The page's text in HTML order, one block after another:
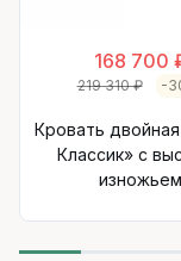
168 700
219 310 ₽ -
Кровать
Классик» с
изножьем